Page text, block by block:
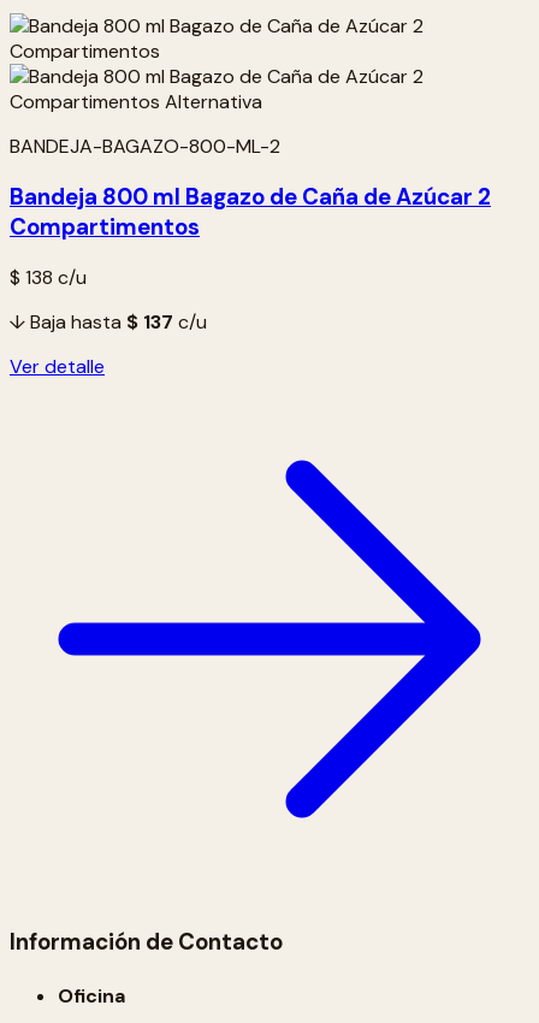
BANDEJA-BAGAZO-800-ML-2
Bandeja 800 ml Bagazo de Caña de Azúcar 2
Compartimentos
$ 138 c/u
↓ Baja hasta $ 137 c/u
Ver detalle
Información de Contacto
Oficina